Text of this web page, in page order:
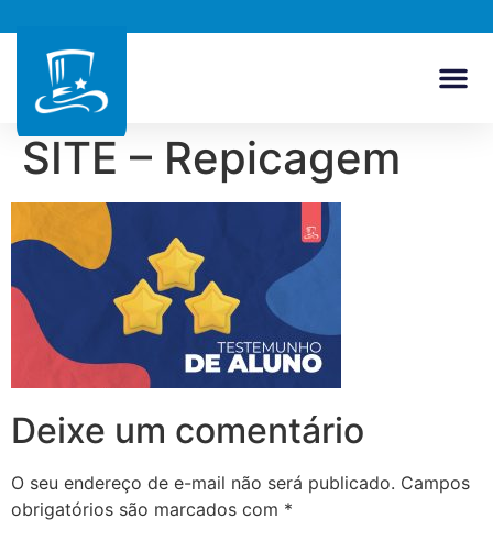
SITE – Repicagem
Deixe um comentário
O seu endereço de e-mail não será publicado. Campos
obrigatórios são marcados com *